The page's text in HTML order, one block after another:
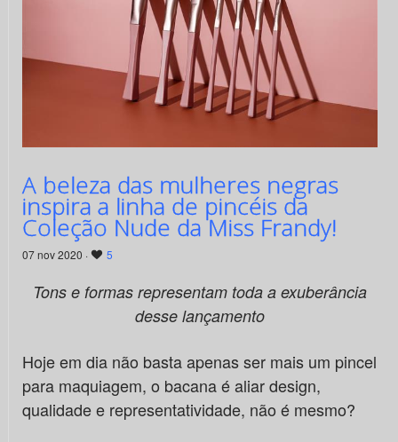
A beleza das mulheres negras
inspira a linha de pincéis da
Coleção Nude da Miss Frandy!
07 nov 2020 · 5
Tons e formas representam toda a exuberância
desse lançamento
Hoje em dia não basta apenas ser mais um pincel
para maquiagem, o bacana é aliar design,
qualidade e representatividade, não é mesmo?